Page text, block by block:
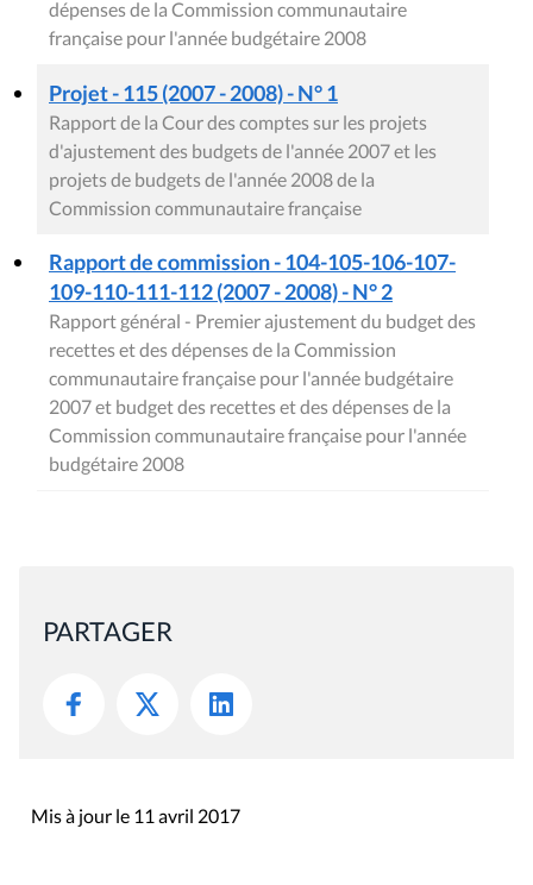
dépenses de la Commission communautaire
française pour l'année budgétaire 2008
Projet - 115 (2007 - 2008) - N° 1
Rapport de la Cour des comptes sur les projets
d'ajustement des budgets de l'année 2007 et les
projets de budgets de l'année 2008 de la
Commission communautaire française
Rapport de commission - 104-105-106-107-
109-110-111-112 (2007 - 2008) - N° 2
Rapport général - Premier ajustement du budget des
recettes et des dépenses de la Commission
communautaire française pour l'année budgétaire
2007 et budget des recettes et des dépenses de la
Commission communautaire française pour l'année
budgétaire 2008
PARTAGER
Mis à jour le 11 avril 2017